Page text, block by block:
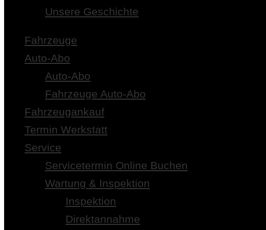
Unsere Geschichte
Fahrzeuge
Auto-Abo
Auto-Abo
Fahrzeuge Auto-Abo
Fahrzeugankauf
Termin Werkstatt
Service
Servicetermin Online Buchen
Wartung & Inspektion
Inspektion
Direktannahme